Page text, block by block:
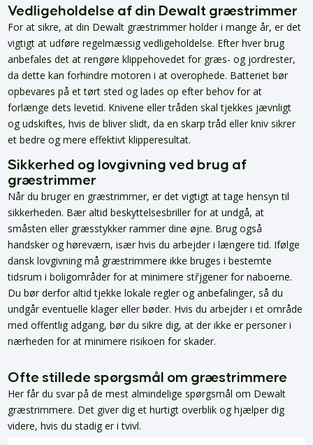
Vedligeholdelse af din Dewalt græstrimmer
For at sikre, at din Dewalt græstrimmer holder i mange år, er det
vigtigt at udføre regelmæssig vedligeholdelse. Efter hver brug
anbefales det at rengøre klippehovedet for græs- og jordrester,
da dette kan forhindre motoren i at overophede. Batteriet bør
opbevares på et tørt sted og lades op efter behov for at
forlænge dets levetid. Knivene eller tråden skal tjekkes jævnligt
og udskiftes, hvis de bliver slidt, da en skarp tråd eller kniv sikrer
et bedre og mere effektivt klipperesultat.
Sikkerhed og lovgivning ved brug af
græstrimmer
Når du bruger en græstrimmer, er det vigtigt at tage hensyn til
sikkerheden. Bær altid beskyttelsesbriller for at undgå, at
småsten eller græsstykker rammer dine øjne. Brug også
handsker og høreværn, især hvis du arbejder i længere tid. Ifølge
dansk lovgivning må græstrimmere ikke bruges i bestemte
tidsrum i boligområder for at minimere střjgener for naboerne.
Du bør derfor altid tjekke lokale regler og anbefalinger, så du
undgår eventuelle klager eller bøder. Hvis du arbejder i et område
med offentlig adgang, bør du sikre dig, at der ikke er personer i
nærheden for at minimere risikoen for skader.
Ofte stillede spørgsmål om græstrimmere
Her får du svar på de mest almindelige spørgsmål om Dewalt
græstrimmere. Det giver dig et hurtigt overblik og hjælper dig
videre, hvis du stadig er i tvivl.